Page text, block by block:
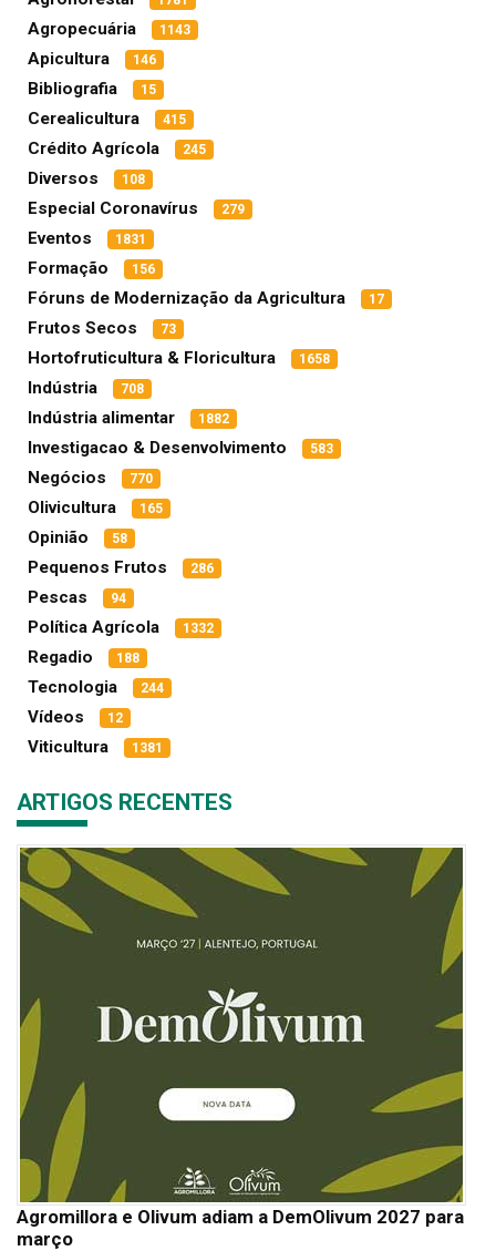
Agropecuária 1143
Apicultura 146
Bibliografia 15
Cerealicultura 415
Crédito Agrícola 245
Diversos 108
Especial Coronavírus 279
Eventos 1831
Formação 156
Fóruns de Modernização da Agricultura 17
Frutos Secos 73
Hortofruticultura & Floricultura 1658
Indústria 708
Indústria alimentar 1882
Investigacao & Desenvolvimento 583
Negócios 770
Olivicultura 165
Opinião 58
Pequenos Frutos 286
Pescas 94
Política Agrícola 1332
Regadio 188
Tecnologia 244
Vídeos 12
Viticultura 1381
ARTIGOS RECENTES
Agromillora e Olivum adiam a DemOlivum 2027 para
março